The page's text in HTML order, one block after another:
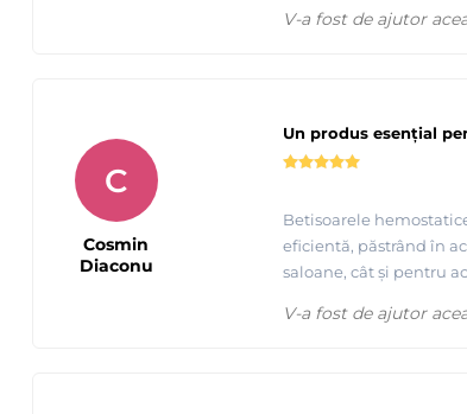
V-a fost de ajutor
Un produs esențial
Betisoarele
eficientă, păstrând în
saloane, cât și pentru
C
Cosmin
Diaconu
V-a fost de ajutor